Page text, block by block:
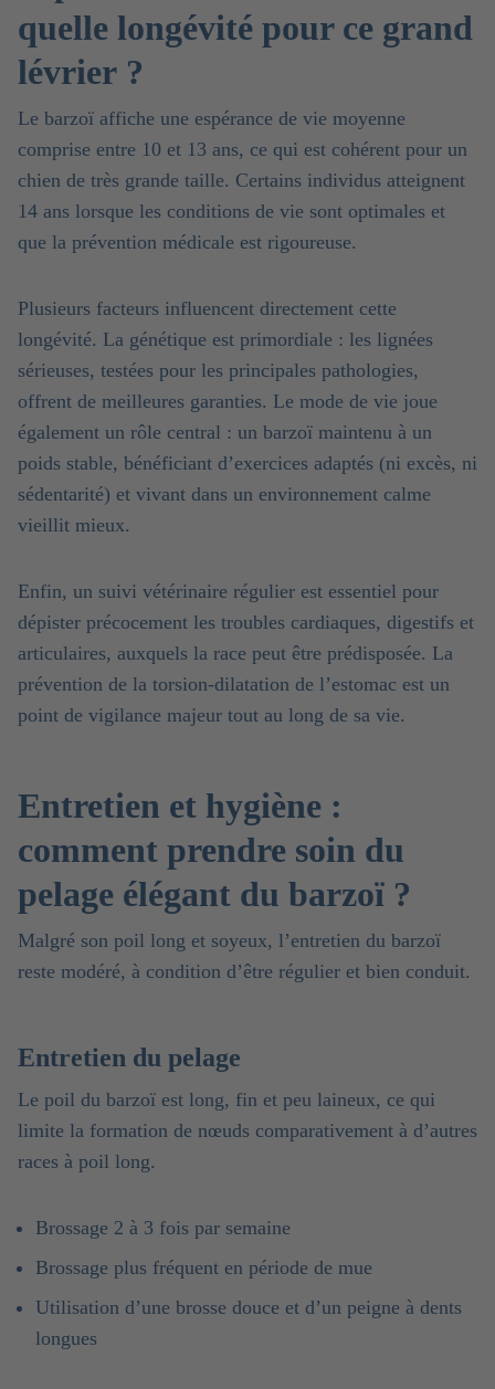
quelle longévité pour ce grand
lévrier ?
Le barzoï affiche une espérance de vie moyenne
comprise entre 10 et 13 ans, ce qui est cohérent pour un
chien de très grande taille. Certains individus atteignent
14 ans lorsque les conditions de vie sont optimales et
que la prévention médicale est rigoureuse.
Plusieurs facteurs influencent directement cette
longévité. La génétique est primordiale : les lignées
sérieuses, testées pour les principales pathologies,
offrent de meilleures garanties. Le mode de vie joue
également un rôle central : un barzoï maintenu à un
poids stable, bénéficiant d’exercices adaptés (ni excès, ni
sédentarité) et vivant dans un environnement calme
vieillit mieux.
Enfin, un suivi vétérinaire régulier est essentiel pour
dépister précocement les troubles cardiaques, digestifs et
articulaires, auxquels la race peut être prédisposée. La
prévention de la torsion-dilatation de l’estomac est un
point de vigilance majeur tout au long de sa vie.
Entretien et hygiène :
comment prendre soin du
pelage élégant du barzoï ?
Malgré son poil long et soyeux, l’entretien du barzoï
reste modéré, à condition d’être régulier et bien conduit.
Entretien du pelage
Le poil du barzoï est long, fin et peu laineux, ce qui
limite la formation de nœuds comparativement à d’autres
races à poil long.
Brossage 2 à 3 fois par semaine
Brossage plus fréquent en période de mue
Utilisation d’une brosse douce et d’un peigne à dents
longues